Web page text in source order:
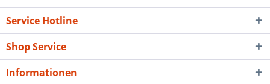
Service Hotline
Shop Service
Informationen